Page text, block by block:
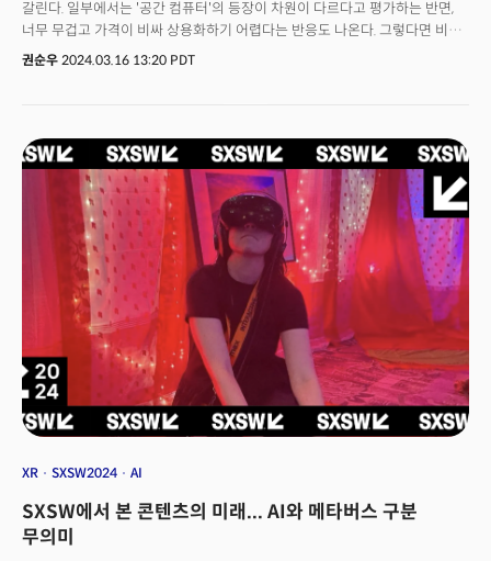
갈린다. 일부에서는 '공간 컴퓨터'의 등장이 차원이 다르다고 평가하는 반면,
너무 무겁고 가격이 비싸 상용화하기 어렵다는 반응도 나온다. 그렇다면 비전
프로를 경험하고 실험해 본 콘텐츠 전문가는 어떤 인사이트를 얻었을까? 지난
가능성이 있다"라고 말했다. 그는 비전프로를 처음 착용해 본 소감에 대해
조심스럽게 "이제 극장이 없어질 수도 있겠다 싶었다"라고 말했다. (그는 영화
산업에 종사하면서 극장의 미래에 대해 부정적으로 비칠 수 있다는 점을
우려하는 듯했다.)그러면서도 "영화계는 과거 필름이 디지털로 넘어갈 때와
같은 변화를 경험하게 될 것이다"며 "영화인들은 개인화 된 기기를 타깃으로
한 작품을 만들어야 한다. 경험적인 콘텐츠를 어떻게 만들어야 할지를
고민해야 할 시점이 올 것이다"고 내다봤다. 비전프로에 대한 일부 비판적인
시각에 대해서도 인정한다고 했다. "가장 중요한 것은 개인화과정
(Calibration)을 거치는 것이다. 10분 정도 시간이 걸리는데 그 싱크를 맞춘
이후에 전혀 다른 경험을 하게 된다"며 "애플의 '공간 컴퓨터'라는 설명과 그
목적에 부합하는 기기라고 생각한다"라고 말했다. 가령 자동차와 오토바이를
같은 선상에 놓고 비교할 수 없는 것처럼, 비전프로는 메타가 퀘스트를 통해
추구했던 방향과 기술적 성과와는 완전히 다른 범주에 있다는 것이다. 김
프로듀서는 "삼성, LG, 퀄컴, 구글은 물론 중국 기술 기업들도 이것을 뜯어보고
나오기 시작할 것이다. 이런 변화의 흐름이 계속 이어질 것"이라고 내다봤다.
권순우 2024.03.16 13:20 PDT
XR SXSW2024 AI
SXSW에서 본 콘텐츠의 미래... AI와 메타버스 구분
무의미